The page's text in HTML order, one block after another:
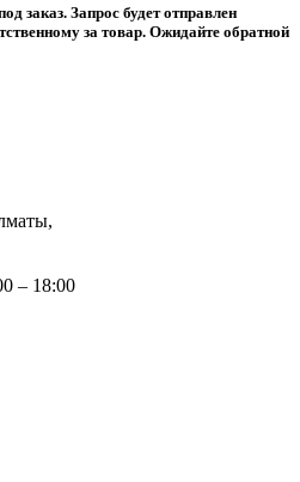
заказ. Запрос будет отправлен
за товар. Ожидайте обратной
– 18:00